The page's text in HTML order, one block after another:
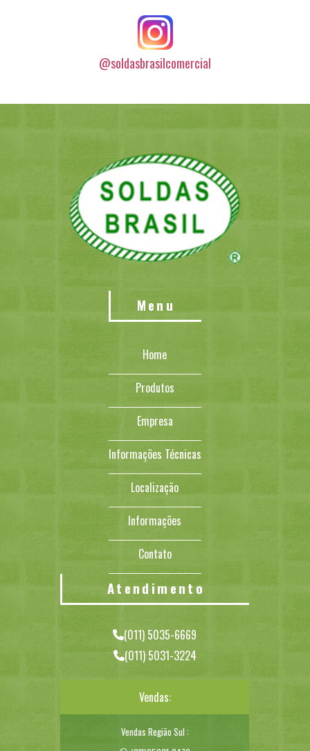
@soldasbrasilcomercial
Menu
Home
Produtos
Empresa
Informações Técnicas
Localização
Informações
Contato
Atendimento
(011) 5035-6669
(011) 5031-3224
Vendas:
Vendas Região Sul :